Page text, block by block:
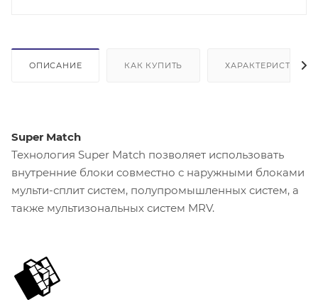
ОПИСАНИЕ КАК КУПИТЬ ХАРАКТЕРИСТИКИ
Super Match
Технология Super Match позволяет использовать
внутренние блоки совместно с наружными блоками
мульти-сплит систем, полупромышленных систем, а
также мультизональных систем MRV.